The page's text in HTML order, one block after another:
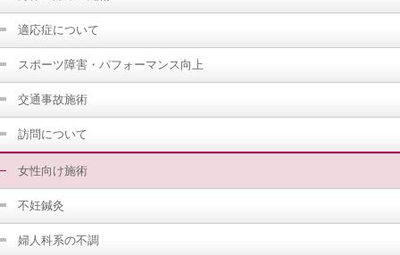
適応症について
スポーツ障害・パフォーマンス向上
交通事故施術
訪問について
女性向け施術
不妊鍼灸
婦人科系の不調